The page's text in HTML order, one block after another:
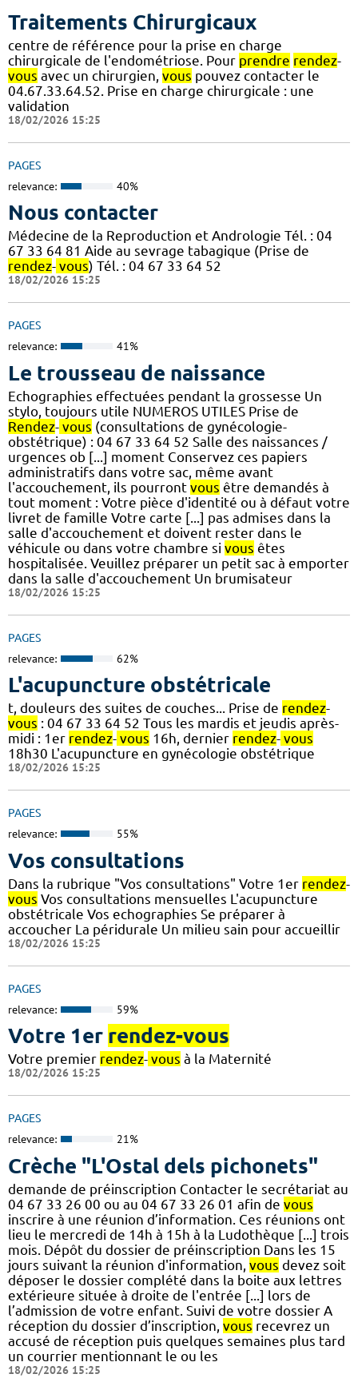
Traitements Chirurgicaux
centre de référence pour la prise en charge
chirurgicale de l'endométriose. Pour prendre rendez-
vous avec un chirurgien, vous pouvez contacter le
04.67.33.64.52. Prise en charge chirurgicale : une
validation
18/02/2026 15:25
PAGES
relevance: 40%
Nous contacter
Médecine de la Reproduction et Andrologie Tél. : 04
67 33 64 81 Aide au sevrage tabagique (Prise de
rendez- vous) Tél. : 04 67 33 64 52
18/02/2026 15:25
PAGES
relevance: 41%
Le trousseau de naissance
Echographies effectuées pendant la grossesse Un
stylo, toujours utile NUMEROS UTILES Prise de
Rendez- vous (consultations de gynécologie-
obstétrique) : 04 67 33 64 52 Salle des naissances /
urgences ob [...] moment Conservez ces papiers
administratifs dans votre sac, même avant
l'accouchement, ils pourront vous être demandés à
tout moment : Votre pièce d'identité ou à défaut votre
livret de famille Votre carte [...] pas admises dans la
salle d'accouchement et doivent rester dans le
véhicule ou dans votre chambre si vous êtes
hospitalisée. Veuillez préparer un petit sac à emporter
dans la salle d'accouchement Un brumisateur
18/02/2026 15:25
PAGES
relevance: 62%
L'acupuncture obstétricale
t, douleurs des suites de couches... Prise de rendez-
vous : 04 67 33 64 52 Tous les mardis et jeudis après-
midi : 1er rendez- vous 16h, dernier rendez- vous
18h30 L'acupuncture en gynécologie obstétrique
18/02/2026 15:25
PAGES
relevance: 55%
Vos consultations
Dans la rubrique "Vos consultations" Votre 1er rendez-
vous Vos consultations mensuelles L'acupuncture
obstétricale Vos echographies Se préparer à
accoucher La péridurale Un milieu sain pour accueillir
18/02/2026 15:25
PAGES
relevance: 59%
Votre 1er rendez-vous
Votre premier rendez- vous à la Maternité
18/02/2026 15:25
PAGES
relevance: 21%
Crèche "L'Ostal dels pichonets"
demande de préinscription Contacter le secrétariat au
04 67 33 26 00 ou au 04 67 33 26 01 afin de vous
inscrire à une réunion d’information. Ces réunions ont
lieu le mercredi de 14h à 15h à la Ludothèque [...] trois
mois. Dépôt du dossier de préinscription Dans les 15
jours suivant la réunion d'information, vous devez soit
déposer le dossier complété dans la boite aux lettres
extérieure située à droite de l'entrée [...] lors de
l’admission de votre enfant. Suivi de votre dossier A
réception du dossier d’inscription, vous recevrez un
accusé de réception puis quelques semaines plus tard
un courrier mentionnant le ou les
18/02/2026 15:25